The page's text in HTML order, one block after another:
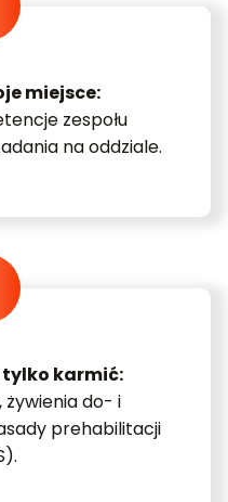
miejsce:
zespołu
na oddziale.
tylko karmić:
żywienia do- i
prehabilitacji